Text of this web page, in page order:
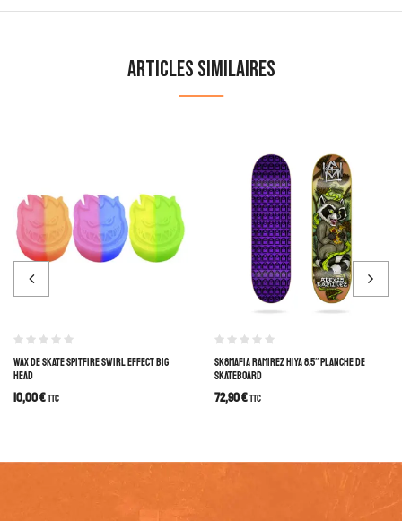
Articles similaires
WAX DE SKATE SPITFIRE SWIRL EFFECT BIG
HEAD
10,00€TTC
SK8MAFIA RAMIREZ HIYA 8.5″ PLANCHE DE
SKATEBOARD
72,90€TTC